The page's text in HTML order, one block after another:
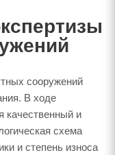
сооружений
В ходе
качественный и
схема
и степень износа